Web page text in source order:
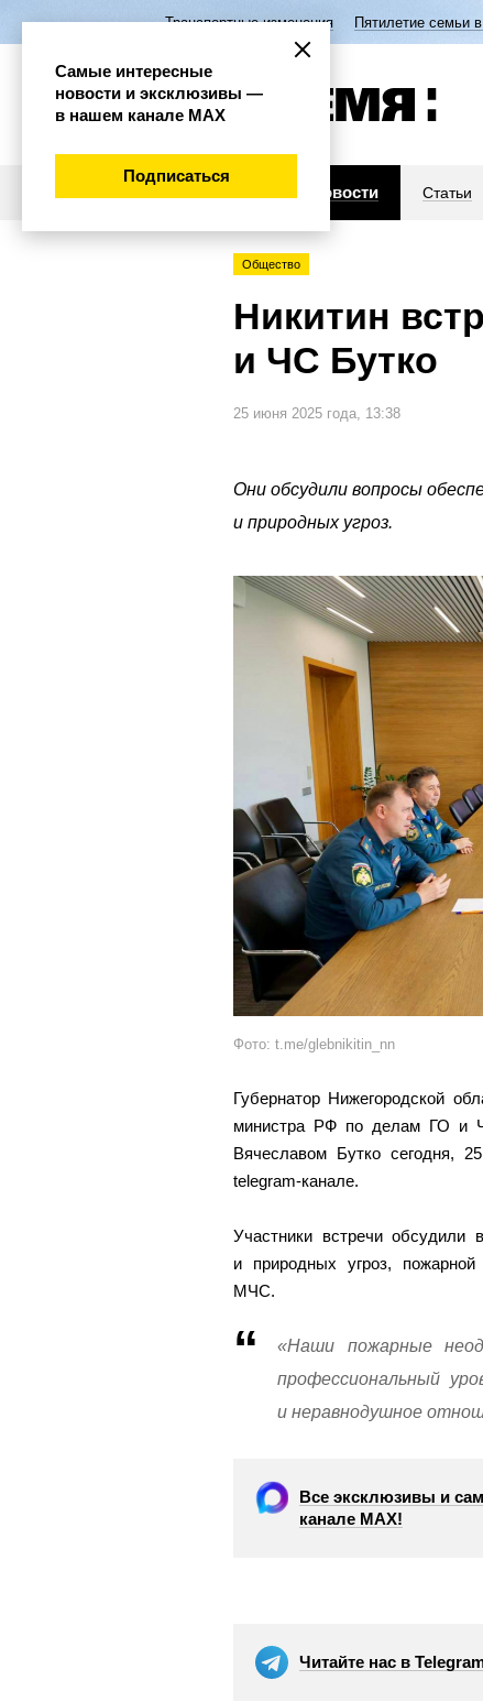
Транспортные изменения Пятилетие семьи
Новости Статьи
Общество
Никитин
и ЧС Бутко
25 июня 2025 года, 13:38
Они обсудили вопросы
и природных угроз.
Фото: t.me/glebnikitin_nn
Губернатор Нижегородской
министра РФ по делам ГО и
Вячеславом Бутко сегодня,
telegram-канале.
Участники встречи обсудили
и природных угроз, пожарной
МЧС.
«Наши пожарные
профессиональный
и неравнодушное
Все эксклюзивы и
канале МАХ!
Читайте нас в
Самые интересные
новости и эксклюзивы —
в нашем канале МАХ
Подписаться